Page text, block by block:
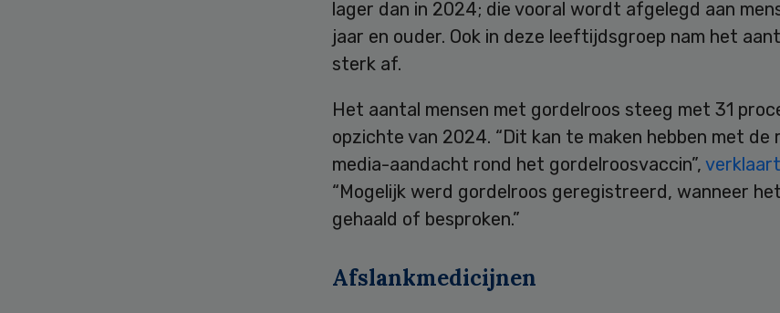
lager dan in 2024; die vooral wordt afgelegd aan
jaar en ouder. Ook in deze leeftijdsgroep nam het
sterk af.
Het aantal mensen met gordelroos steeg met 31
opzichte van 2024. “Dit kan te maken hebben met de
media-aandacht rond het gordelroosvaccin”, verklaart
“Mogelijk werd gordelroos geregistreerd, wanneer
gehaald of besproken.”
Afslankmedicijnen